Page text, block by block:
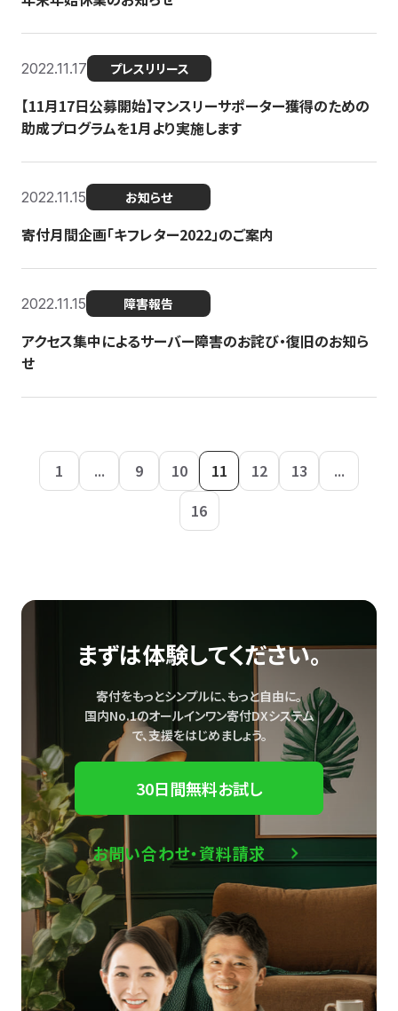
2022.11.17 プレスリリース
【11月17日公募開始】マンスリーサポーター獲得のための
助成プログラムを1月より実施します
2022.11.15 お知らせ
寄付月間企画「キフレター2022」のご案内
2022.11.15 障害報告
アクセス集中によるサーバー障害のお詫び・復旧のお知ら
せ
1 ... 9 10 11 12 13
...
16
まずは体験してください。
寄付をもっとシンプルに、もっと自由に。
国内No.1のオールインワン寄付DXシステム
で、支援をはじめましょう。
30日間無料お試し
お問い合わせ・資料請求